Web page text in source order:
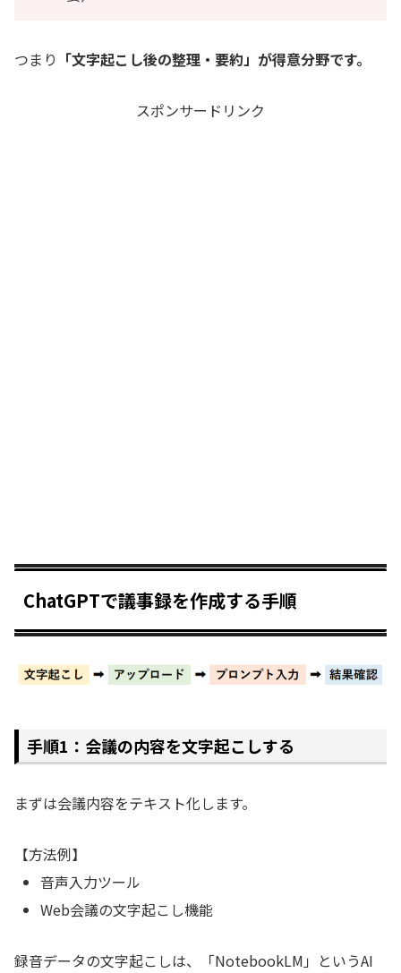
つまり 「文字起こし後の整理・要約」が得意分野です。
スポンサードリンク
ChatGPTで議事録を作成する手順
手順1：会議の内容を文字起こしする
まずは会議内容をテキスト化します。
【方法例】
音声入力ツール
Web会議の文字起こし機能
録音データの文字起こしは、「NotebookLM」というAI